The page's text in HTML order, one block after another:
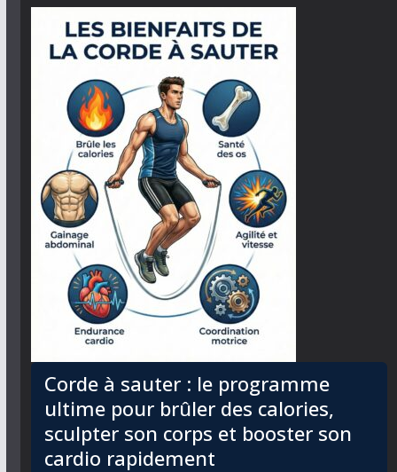
Corde à sauter : le programme
ultime pour brûler des calories,
sculpter son corps et booster son
cardio rapidement